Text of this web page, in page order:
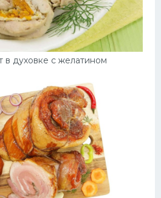
в духовке с желатином